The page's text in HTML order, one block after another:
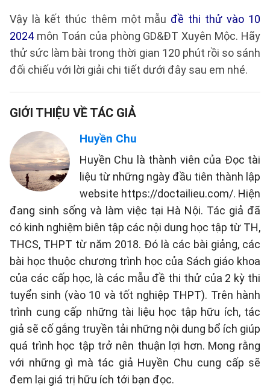
Vậy là kết thúc thêm một mẫu đề thi thử vào 10
2024 môn Toán của phòng GD&ĐT Xuyên Mộc. Hãy
thử sức làm bài trong thời gian 120 phút rồi so sánh
đối chiếu với lời giải chi tiết dưới đây sau em nhé.
GIỚI THIỆU VỀ TÁC GIẢ
Huyền Chu
Huyền Chu là thành viên của Đọc tài
liệu từ những ngày đầu tiên thành lập
website https://doctailieu.com/. Hiện
đang sinh sống và làm việc tại Hà Nội. Tác giả đã
có kinh nghiệm biên tập các nội dung học tập từ TH,
THCS, THPT từ năm 2018. Đó là các bài giảng, các
bài học thuộc chương trình học của Sách giáo khoa
của các cấp học, là các mẫu đề thi thử của 2 kỳ thi
tuyển sinh (vào 10 và tốt nghiệp THPT). Trên hành
trình cung cấp những tài liệu học tập hữu ích, tác
giả sẽ cố gắng truyền tải những nội dung bổ ích giúp
quá trình học tập trở nên thuận lợi hơn. Mong rằng
với những gì mà tác giả Huyền Chu cung cấp sẽ
đem lại giá trị hữu ích tới bạn đọc.